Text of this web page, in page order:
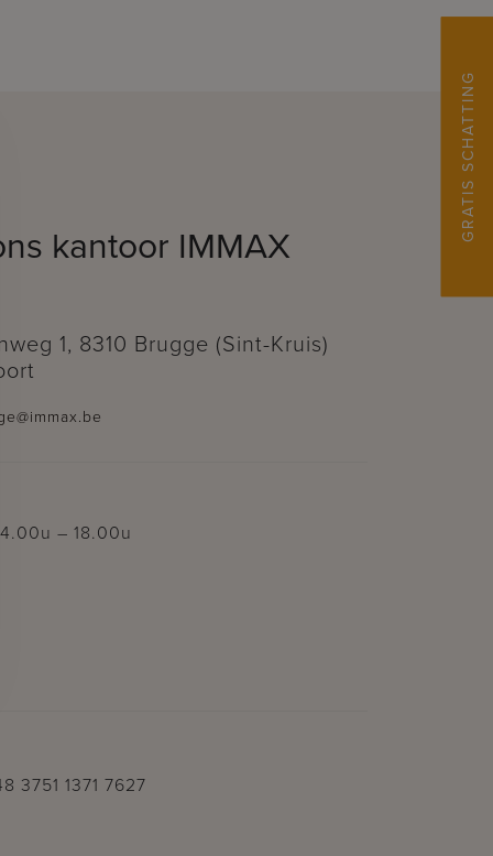
kantoor IMMAX
1, 8310 Brugge (Sint-Kruis)
– 18.00u
3751 1371 7627
GRATIS SCHATTING